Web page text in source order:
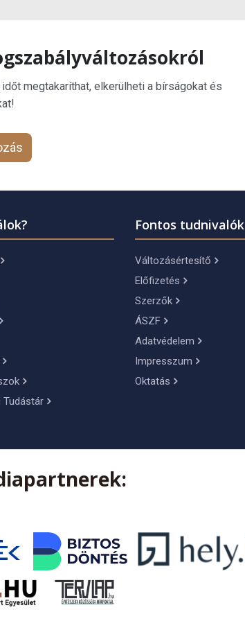
megtakaríthat, elkerülheti a bírságokat és
Fontos tudnivalók
Változásértesítő
Előfizetés
Szerzők
ÁSZF
Adatvédelem
Impresszum
Oktatás